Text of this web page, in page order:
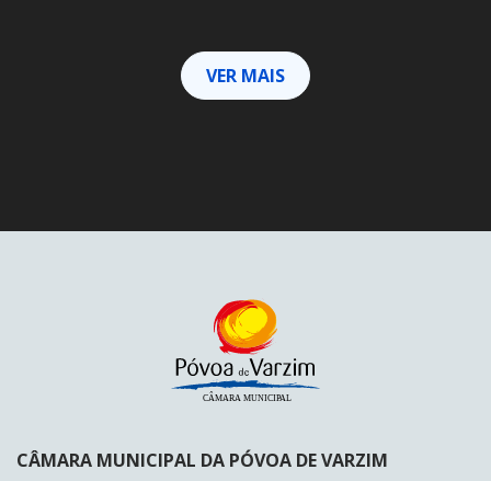
VER MAIS
CÂMARA MUNICIPAL DA PÓVOA DE VARZIM